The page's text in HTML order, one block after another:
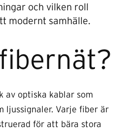
och vilken roll
modernt samhälle.
av optiska kablar som
ljussignaler. Varje fiber är
för att bära stora